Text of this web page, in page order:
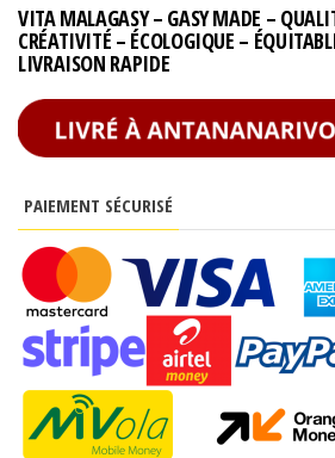
VITA MALAGASY – GASY MADE –
CRÉATIVITÉ – ÉCOLOGIQUE –
LIVRAISON RAPIDE
PAIEMENT SÉCURISÉ